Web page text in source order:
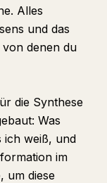
Alles
und das
denen du
die Synthese
Was
ich weiß, und
im
um diese